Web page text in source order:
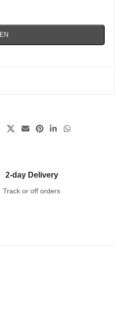
2-day Delivery
Track or off orders